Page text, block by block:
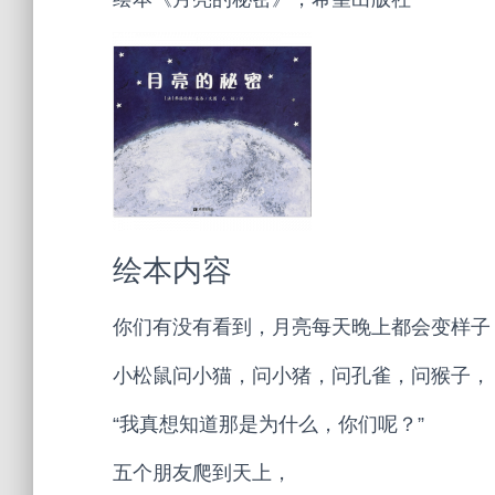
绘本内容
你们有没有看到，月亮每天晚上都会变样子
小松鼠问小猫，问小猪，问孔雀，问猴子，
“我真想知道那是为什么，你们呢？”
五个朋友爬到天上，